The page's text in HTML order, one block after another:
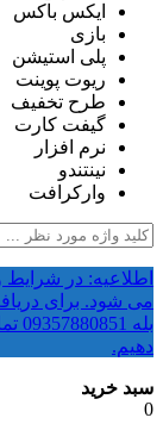
ایکس باکس
بازی
پلی استیشن
ریوت پوینت
طرح تخفیف
گیفت کارت
نرم افزار
نینتندو
وارکرافت
اطلاعیه: در
می شود. برای
دهیم.
سبد خرید
0